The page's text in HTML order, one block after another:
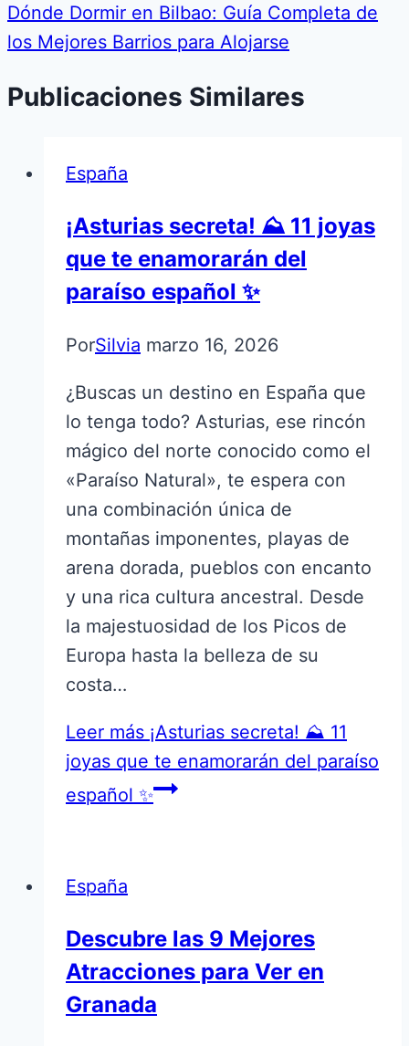
Dónde Dormir en Bilbao: Guía Completa de
los Mejores Barrios para Alojarse
Publicaciones Similares
España
¡Asturias secreta! ⛰️ 11 joyas
que te enamorarán del
paraíso español ✨
PorSilvia marzo 16, 2026
¿Buscas un destino en España que
lo tenga todo? Asturias, ese rincón
mágico del norte conocido como el
«Paraíso Natural», te espera con
una combinación única de
montañas imponentes, playas de
arena dorada, pueblos con encanto
y una rica cultura ancestral. Desde
la majestuosidad de los Picos de
Europa hasta la belleza de su
costa…
Leer más ¡Asturias secreta! ⛰️ 11
joyas que te enamorarán del paraíso
español ✨
España
Descubre las 9 Mejores
Atracciones para Ver en
Granada